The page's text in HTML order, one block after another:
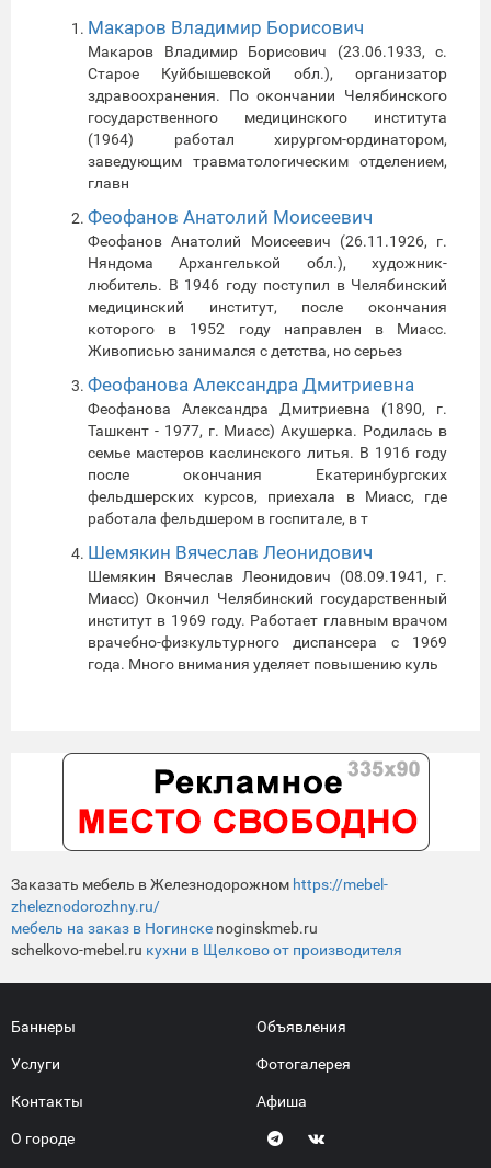
Макаров Владимир Борисович
Макаров Владимир Борисович (23.06.1933, с.
Старое Куйбышевской обл.), организатор
здравоохранения. По окончании Челябинского
государственного медицинского института
(1964) работал хирургом-ординатором,
заведующим травматологическим отделением,
главн
Феофанов Анатолий Моисеевич
Феофанов Анатолий Моисеевич (26.11.1926, г.
Няндома Архангелькой обл.), художник-
любитель. В 1946 году поступил в Челябинский
медицинский институт, после окончания
которого в 1952 году направлен в Миасс.
Живописью занимался с детства, но серьез
Феофанова Александра Дмитриевна
Феофанова Александра Дмитриевна (1890, г.
Ташкент - 1977, г. Миасс) Акушерка. Родилась в
семье мастеров каслинского литья. В 1916 году
после окончания Екатеринбургских
фельдшерских курсов, приехала в Миасс, где
работала фельдшером в госпитале, в т
Шемякин Вячеслав Леонидович
Шемякин Вячеслав Леонидович (08.09.1941, г.
Миасс) Окончил Челябинский государственный
институт в 1969 году. Работает главным врачом
врачебно-физкультурного диспансера с 1969
года. Много внимания уделяет повышению куль
Заказать мебель в Железнодорожном https://mebel-
zheleznodorozhny.ru/
мебель на заказ в Ногинске noginskmeb.ru
schelkovo-mebel.ru кухни в Щелково от производителя
Баннеры
Услуги
Контакты
О городе
Объявления
Фотогалерея
Афиша